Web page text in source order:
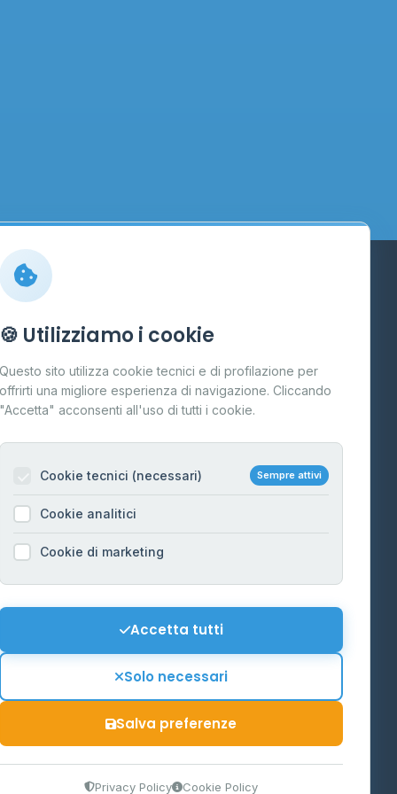
Alto
Contatti
Per gestori
Informazioni legali
Privacy Policy
Cookie Policy
Mappa del sito
Contattaci
🍪 Utilizziamo i cookie
Questo sito utilizza cookie tecnici e di profilazione per
offrirti una migliore esperienza di navigazione. Cliccando
"Accetta" acconsenti all'uso di tutti i cookie.
Cookie tecnici (necessari) Sempre attivi
Cookie analitici
Cookie di marketing
Accetta tutti
Solo necessari
Salva preferenze
Privacy Policy Cookie Policy